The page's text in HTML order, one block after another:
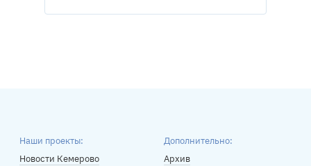
Наши проекты:
Новости Кемерово
Дополнительно:
Архив